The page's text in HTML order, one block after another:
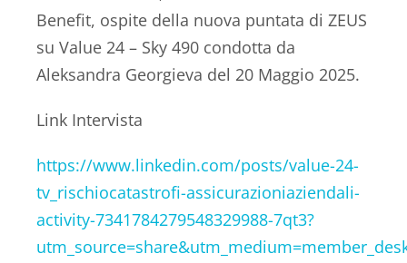
Benefit, ospite della nuova puntata di ZEUS
su Value 24 – Sky 490 condotta da
Aleksandra Georgieva del 20 Maggio 2025.
Link Intervista
https://www.linkedin.com/posts/value-24-
tv_rischiocatastrofi-assicurazioniaziendali-
activity-7341784279548329988-7qt3?